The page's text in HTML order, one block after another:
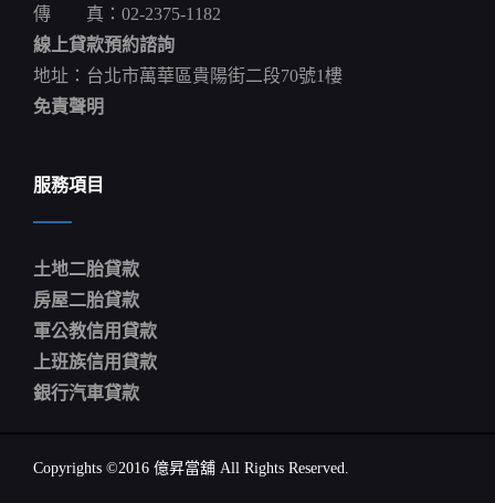
傳 真：02-2375-1182
線上貸款預約諮詢
地址：台北市萬華區貴陽街二段70號1樓
免責聲明
服務項目
土地二胎貸款
房屋二胎貸款
軍公教信用貸款
上班族信用貸款
銀行汽車貸款
Copyrights ©2016 億昇當舖 All Rights Reserved.